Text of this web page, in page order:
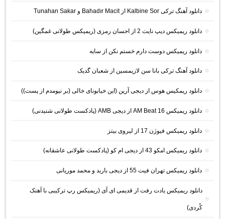
دانلود آهنگ ترکی Kalbine Sor از Bahadır Macit و Tunahan Sakar
دانلود ریمیکس دیپ نایت 2 از احسان رمزی (ریمیکس طولانی غمگین)
دانلود ریمیکس دوست دارم خستم نکن از سایه
دانلود آهنگ ترکی بانا سن لازیمسین از شعبان گدیک
دانلود ریمکیس هوس از دیجی آرین (این خیابونای خالی (بر نیومدم از پست))
دانلود ریمیکس AM Beat 16 از دیجی AMB (پادکست طولانی شنیدنی)
دانلود ریمیکس فیوژن 17 از لیروی بیتز
دانلود ریمیکس امکو 43 از دیجی ام کو (پادکست طولانی عاشقانه)
دانلود ریمیکس تهران فیت 55 از دیجی باربد و محمد موریانی
دانلود ریمیکس یادت رفت از قدیمی ای آی (ریمیکس رپ ترکیبی با آهنک
کُردی)